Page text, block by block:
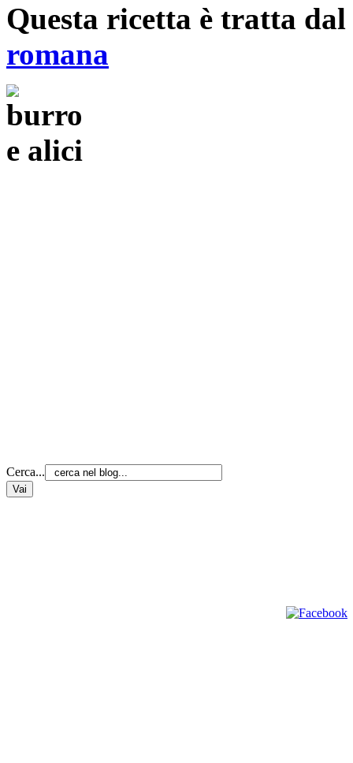
Questa ricetta è tratta
romana
Cerca...